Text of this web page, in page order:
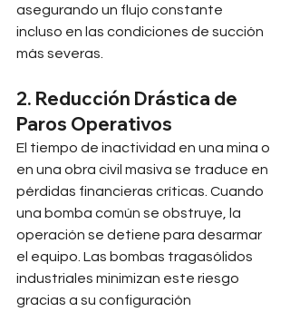
asegurando un flujo constante
incluso en las condiciones de succión
más severas.
2. Reducción Drástica de
Paros Operativos
El tiempo de inactividad en una mina o
en una obra civil masiva se traduce en
pérdidas financieras críticas. Cuando
una bomba común se obstruye, la
operación se detiene para desarmar
el equipo. Las bombas tragasólidos
industriales minimizan este riesgo
gracias a su configuración